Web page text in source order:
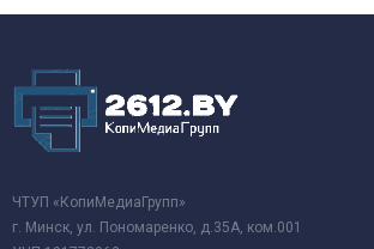
ЧТУП «КопиМедиаГрупп»
г. Минск, ул. Пономаренко, д.35А, ком.001